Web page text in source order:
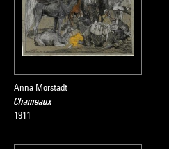
Anna Morstadt
Chameaux
1911